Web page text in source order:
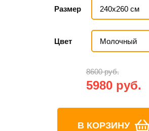
Размер 240х260 см
Цвет Молочный
8600 руб.
5980 руб.
В КОРЗИНУ